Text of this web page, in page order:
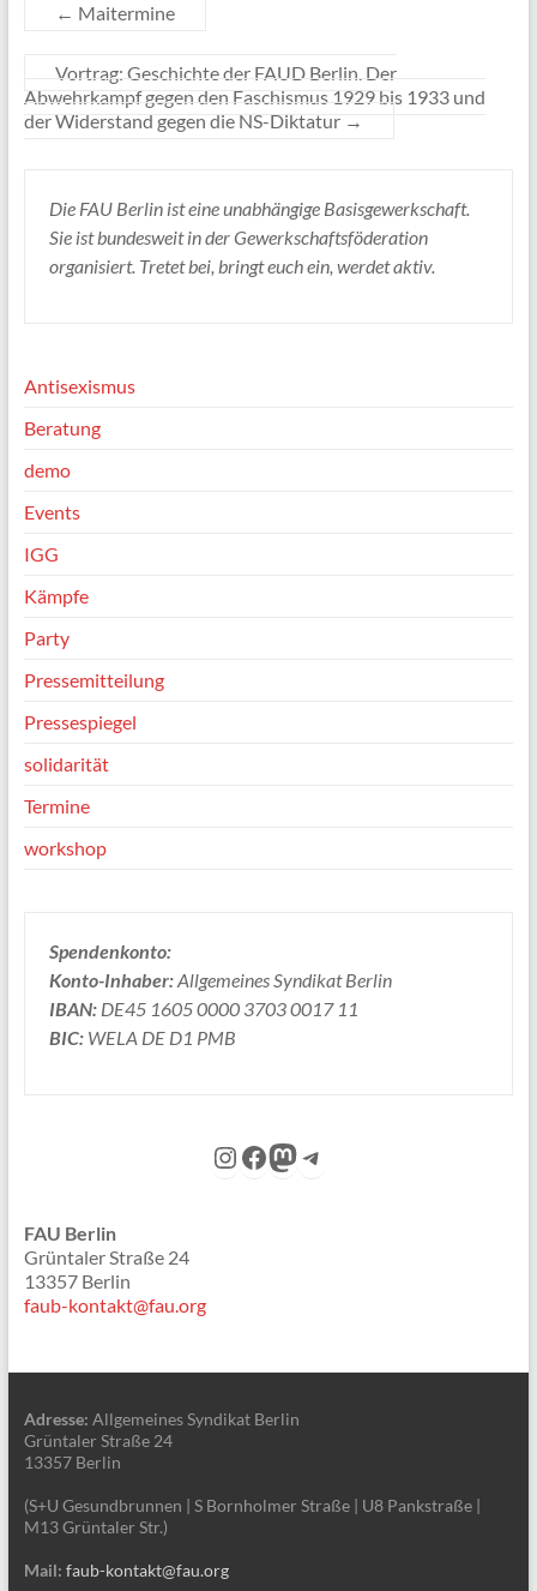
← Maitermine
Vortrag: Geschichte der FAUD Berlin. Der
Abwehrkampf gegen den Faschismus 1929 bis 1933 und
der Widerstand gegen die NS-Diktatur →
Die FAU Berlin ist eine unabhängige Basisgewerkschaft.
Sie ist bundesweit in der Gewerkschaftsföderation
organisiert. Tretet bei, bringt euch ein, werdet aktiv.
Antisexismus
Beratung
demo
Events
IGG
Kämpfe
Party
Pressemitteilung
Pressespiegel
solidarität
Termine
workshop
Spendenkonto:
Konto-Inhaber:Allgemeines Syndikat Berlin
IBAN:DE45 1605 0000 3703 0017 11
BIC:WELA DE D1 PMB
Instagram
Facebook
Mastodon
Telegram
FAU Berlin
Grüntaler Straße 24
13357 Berlin
faub-kontakt@fau.org
Adresse: Allgemeines Syndikat Berlin
Grüntaler Straße 24
13357 Berlin
(S+U Gesundbrunnen | S Bornholmer Straße | U8 Pankstraße |
M13 Grüntaler Str.)
Mail: faub-kontakt@fau.org